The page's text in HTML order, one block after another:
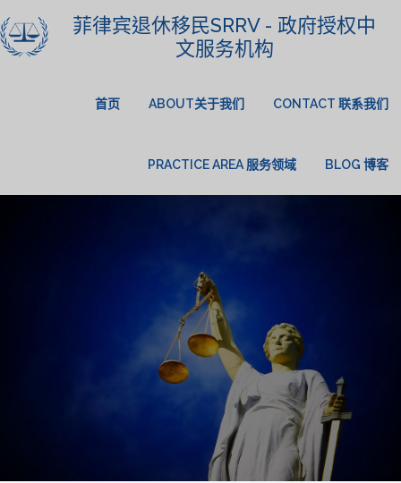
菲律宾退休移民SRRV - 政府授权中
文服务机构
首页 ABOUT关于我们 CONTACT 联系我们
PRACTICE AREA 服务领域 BLOG 博客